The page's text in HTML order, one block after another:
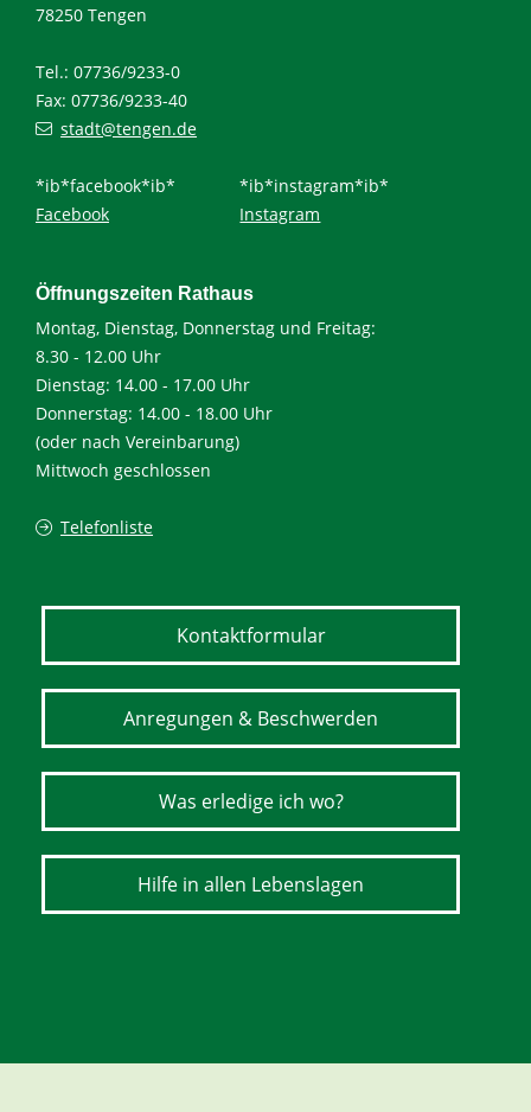
78250 Tengen
Tel.: 07736/9233-0
Fax: 07736/9233-40
stadt@tengen.de
*ib*facebook*ib*
Facebook
*ib*instagram*ib*
Instagram
Öffnungszeiten Rathaus
Montag, Dienstag, Donnerstag und Freitag:
8.30 - 12.00 Uhr
Dienstag: 14.00 - 17.00 Uhr
Donnerstag: 14.00 - 18.00 Uhr
(oder nach Vereinbarung)
Mittwoch geschlossen
Telefonliste
Kontaktformular
Anregungen & Beschwerden
Was erledige ich wo?
Hilfe in allen Lebenslagen